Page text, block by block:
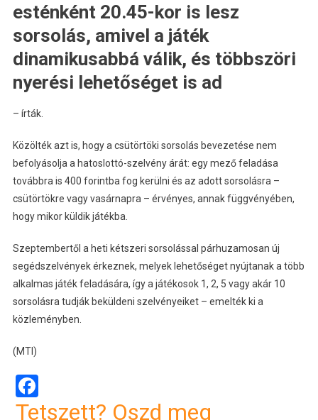
esténként 20.45-kor is lesz
sorsolás, amivel a játék
dinamikusabbá válik, és többszöri
nyerési lehetőséget is ad
– írták.
Közölték azt is, hogy a csütörtöki sorsolás bevezetése nem
befolyásolja a hatoslottó-szelvény árát: egy mező feladása
továbbra is 400 forintba fog kerülni és az adott sorsolásra –
csütörtökre vagy vasárnapra – érvényes, annak függvényében,
hogy mikor küldik játékba.
Szeptembertől a heti kétszeri sorsolással párhuzamosan új
segédszelvények érkeznek, melyek lehetőséget nyújtanak a több
alkalmas játék feladására, így a játékosok 1, 2, 5 vagy akár 10
sorsolásra tudják beküldeni szelvényeiket – emelték ki a
közleményben.
(MTI)
Facebook
Tetszett? Oszd meg